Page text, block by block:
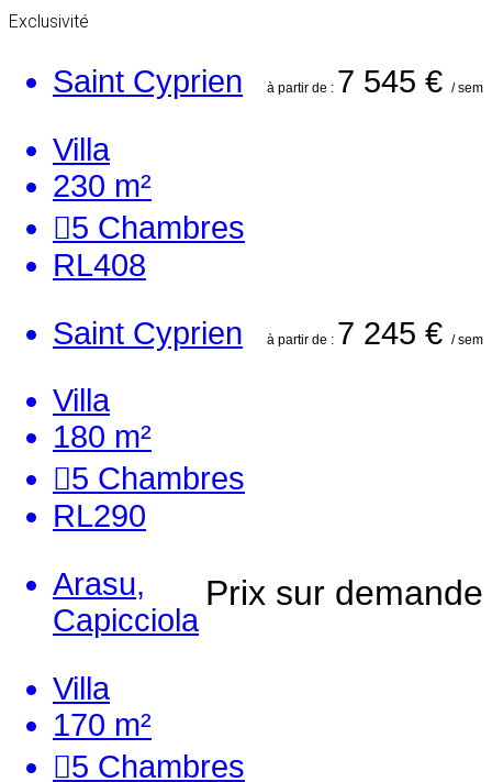
Exclusivité
à partir de : 7 545 € / sem
Saint Cyprien
Villa
230 m²
5 Chambres
RL408
à partir de : 7 245 € / sem
Saint Cyprien
Villa
180 m²
5 Chambres
RL290
Prix sur demande
Arasu,
Capicciola
Villa
170 m²
5 Chambres